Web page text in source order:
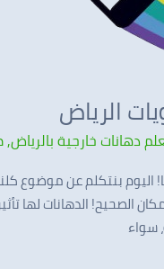
الرياض
دهانات خارجية بالرياض,
اليوم بنتكلم عن موضوع
الصحيح! الدهانات لها
سواء